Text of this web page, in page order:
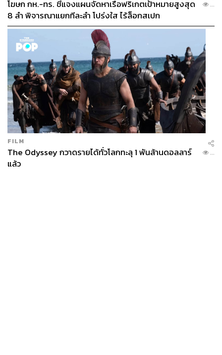
โฆษก กห.-ทร. ชี้แจงแผนจัดหาเรือฟริเกตเป้าหมายสูงสุด
8 ลำ พิจารณาแยกทีละลำ โปร่งใส ไร้ล็อกสเปก
...
FILM
The Odyssey กวาดรายได้ทั่วโลกทะลุ 1 พันล้านดอลลาร์
แล้ว
...